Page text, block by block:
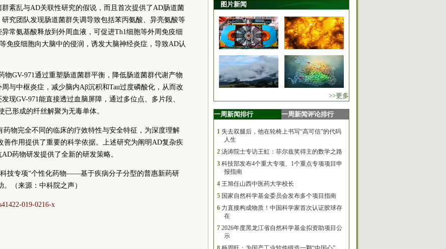
紊乱与AD关联性研究的假说，而且首次提供了AD肠道菌
究团队发现肠道菌群失调导致包括苯丙氨酸、异亮氨酸等
常氨基酸释放到外周血液，可促进Th1细胞等外周免疫细
免疫细胞向大脑中的侵润，诱发大脑神经炎症，导致AD认
GV-971通过重塑肠道菌群平衡，降低肠道菌群代谢产物
与中枢炎症，减少脑内Aβ沉积和Tau过度磷酸化，从而改
现GV-971能直接透过血脑屏障，通过多位点、多片段、
形成的纤丝解聚为无毒单体。
药物完全不同的临床的疗效特性与安全特征，为深度理解
作用提供了重要的科学依据。上述研究为阐明AD复杂疾
药物研发提供了全新的研发策略。
技专项“个性化药物——基于疾病分子分型的普惠新药研
（来源：中科院之声）
019-0216-x
图片新闻
>>更多
一周新闻排行 一周新闻评论排行
1 失去双腿后，他在轮椅上书写“高可信”的代码
人生
2 汤涛院士专访王虹：菲尔兹奖得主的数学之路
3 科技部发布4个重大专项、1个重点专项项目申
报指南
4 王旭任山西中医药大学校长
5 国家自然科学基金委员会发布多个项目指南
6 力直接构成物质！中国科学家首次认证胶球存
在
7 2026年度黑龙江省自然科学基金拟资助项目公
示